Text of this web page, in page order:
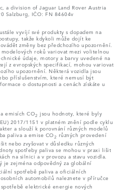
a division of Jaguar Land Rover Austria
Salzburg, IČO: FN 84604v
vyvíjí své produkty s dopadem na
takže kdykoli může dojít ke
změny bez předchozího upozornění.
roků variovat mezi volitelnou
údaje, motory a barvy uvedené na
z evropských specifikací, mohou variovat
upozornění. Některá vozidla jsou
příslušenstvím, které nemusí být
o dostupnosti a cenách získáte u
emisích CO2 jsou hodnoty, které byly
2017/1151 v platném znění podle cyklu
a slouží k porovnání různých modelů
paliva a emise CO2 různých provedení
nebo zvyšovat v důsledku různých
spotřeby paliva se mohou v praxi lišit
na silnici a v provozu a stavu vozidla.
je zejména odpovědný za globální
spotřebě paliva a oficiálních
automobilů naleznete v příručce
spotřebě elektrické energie nových